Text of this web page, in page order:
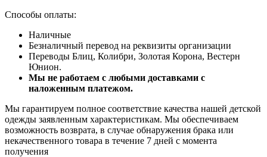
Способы оплаты:
Наличные
Безналичный перевод на реквизиты организации
Переводы Блиц, Колибри, Золотая Корона, Вестерн
Юнион.
Мы не работаем с любыми доставками с
наложенным платежом.
Мы гарантируем полное соответствие качества нашей детской
одежды заявленным характеристикам. Мы обеспечиваем
возможность возврата, в случае обнаружения брака или
некачественного товара в течение 7 дней с момента
получения